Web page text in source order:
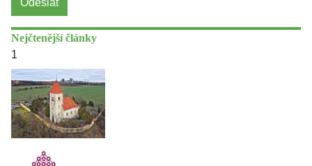
Odeslat
Nejčtenější články
1